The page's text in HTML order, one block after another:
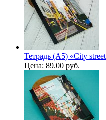
Тетрадь (A5) «City
Цена: 89.00 руб.